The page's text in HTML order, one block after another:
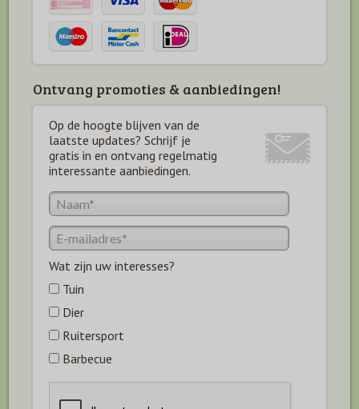
Ontvang promoties & aanbiedingen!
Op de hoogte blijven van de
laatste updates? Schrijf je
gratis in en ontvang regelmatig
interessante aanbiedingen.
Wat zijn uw interesses?
Tuin
Dier
Ruitersport
Barbecue